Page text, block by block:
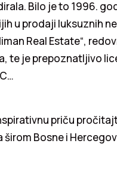
Bilo je to 1996.
u prodaji luksuznih
Real Estate“,
te je prepoznatljivo
priču
širom Bosne i